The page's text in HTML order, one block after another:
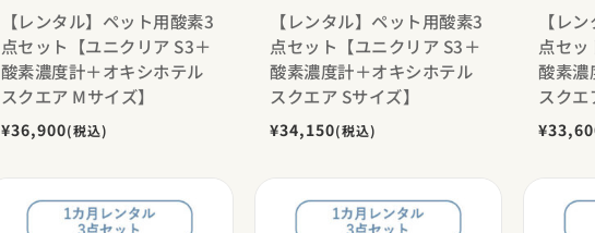
【レンタル】ペット用酸素3
点セット【ユニクリア S3＋
酸素濃度計＋オキシホテル
スクエア Mサイズ】
¥36,900(税込)
【レンタル】ペット用酸素3
点セット【ユニクリア S3＋
酸素濃度計＋オキシホテル
スクエア Sサイズ】
¥34,150(税込)
【レ
点セ
酸素濃
スクエ